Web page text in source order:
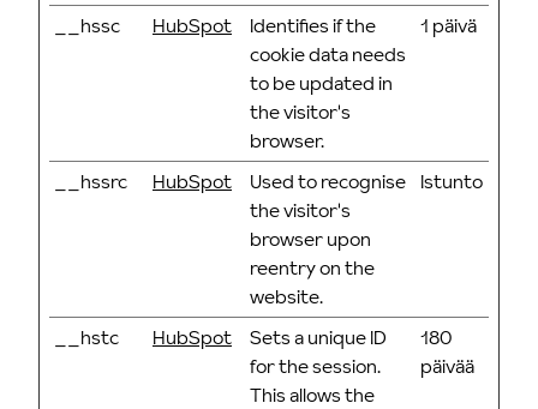
__hssc
HubSpot
Identifies if the
cookie data needs
to be updated in
the visitor's
browser.
1 päivä
__hssrc HubSpot
Used to recognise
the visitor's
browser upon
reentry on the
website.
Istunto
__hstc HubSpot
Sets a unique ID
for the session.
This allows the
180
päivää